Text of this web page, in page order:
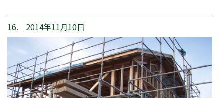
16. 2014年11月10日